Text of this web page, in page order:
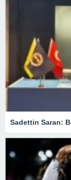
Sadettin Saran: